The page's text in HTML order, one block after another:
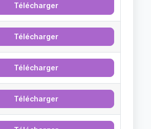
Télécharger
Télécharger
Télécharger
Télécharger